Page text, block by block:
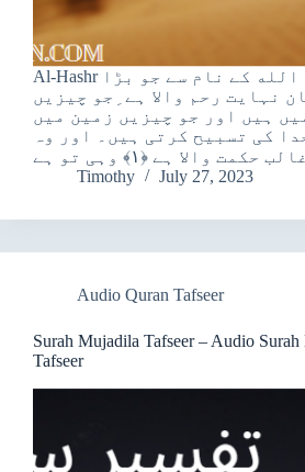
Al-Hashr شروع الله کے نام سے جو بڑا
نہایت رحم والا ہے ِجو چیزیں
ہیں اور جو چیزیں زمین میں
کی تسبیح کرتی ہیں۔ اور وہ
Timothy
July 27, 2023
Audio Quran Tafseer
Surah Mujadila Tafseer – Audio
Tafseer